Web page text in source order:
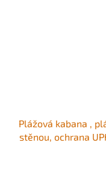
Plážová kabana ,
stěnou, ochrana
přátele, modré